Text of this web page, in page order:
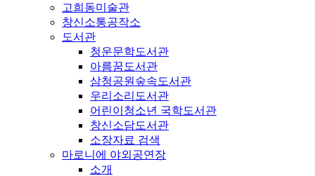
고희동미술관
창신소통공작소
도서관
청운문학도서관
아름꿈도서관
삼청공원숲속도서관
우리소리도서관
어린이청소년 국학도서관
창신소담도서관
소장자료 검색
마로니에 야외공연장
소개